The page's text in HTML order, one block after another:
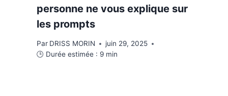
personne ne vous explique sur
les prompts
Par DRISS MORIN
juin 29, 2025
🕒 Durée estimée : 9 min